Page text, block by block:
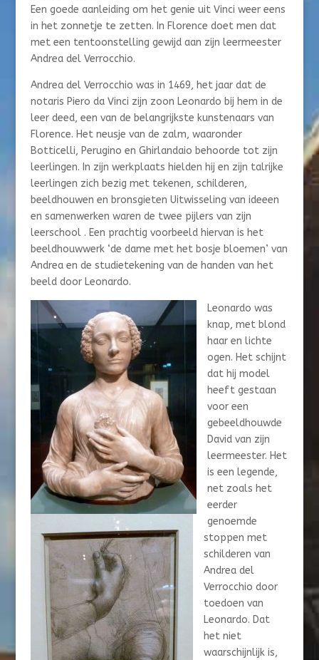
Een goede aanleiding om het genie uit Vinci weer eens
in het zonnetje te zetten. In Florence doet men dat
met een tentoonstelling gewijd aan zijn leermeester
Andrea del Verrocchio.
Andrea del Verrocchio was in 1469, het jaar dat de
notaris Piero da Vinci zijn zoon Leonardo bij hem in de
leer deed, een van de belangrijkste kunstenaars van
Florence. Het neusje van de zalm, waaronder
Botticelli, Perugino en Ghirlandaio behoorde tot zijn
leerlingen. In zijn werkplaats hielden hij en zijn talrijke
leerlingen zich bezig met tekenen, schilderen,
beeldhouwen en bronsgieten Uitwisseling van ideeen
en samenwerken waren de twee pijlers van zijn
leerschool . Een prachtig voorbeeld hiervan is het
beeldhouwwerk ‘de dame met het bosje bloemen’ van
Andrea en de studietekening van de handen van het
beeld door Leonardo.
Leonardo was
knap, met blond
haar en lichte
ogen. Het schijnt
dat hij model
heeft gestaan
voor een
gebeeldhouwde
David van zijn
leermeester. Het
is een legende,
net zoals het
eerder
genoemde
stoppen met
schilderen van
Andrea del
Verrocchio door
toedoen van
Leonardo. Dat
het niet
waarschijnlijk is,